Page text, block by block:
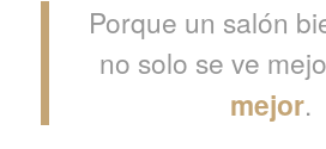
Porque un salón
no solo se ve
mejor.